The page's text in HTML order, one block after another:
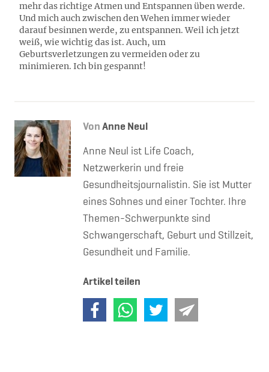
mehr das richtige Atmen und Entspannen üben werde.
Und mich auch zwischen den Wehen immer wieder
darauf besinnen werde, zu entspannen. Weil ich jetzt
weiß, wie wichtig das ist. Auch, um
Geburtsverletzungen zu vermeiden oder zu
minimieren. Ich bin gespannt!
Von Anne Neul
Anne Neul ist Life Coach,
Netzwerkerin und freie
Gesundheitsjournalistin. Sie ist Mutter
eines Sohnes und einer Tochter. Ihre
Themen-Schwerpunkte sind
Schwangerschaft, Geburt und Stillzeit,
Gesundheit und Familie.
Artikel teilen